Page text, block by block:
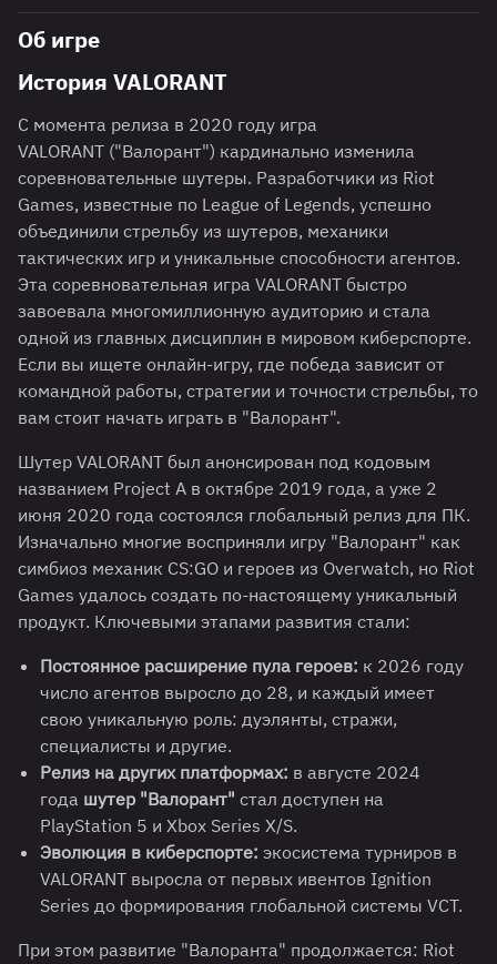
Об игре
История VALORANT
С момента релиза в 2020 году игра
VALORANT ("Валорант") кардинально изменила
соревновательные шутеры. Разработчики из Riot
Games, известные по League of Legends, успешно
объединили стрельбу из шутеров, механики
тактических игр и уникальные способности агентов.
Эта соревновательная игра VALORANT быстро
завоевала многомиллионную аудиторию и стала
одной из главных дисциплин в мировом киберспорте.
Если вы ищете онлайн-игру, где победа зависит от
командной работы, стратегии и точности стрельбы, то
вам стоит начать играть в "Валорант".
Шутер VALORANT был анонсирован под кодовым
названием Project A в октябре 2019 года, а уже 2
июня 2020 года состоялся глобальный релиз для ПК.
Изначально многие восприняли игру "Валорант" как
симбиоз механик CS:GO и героев из Overwatch, но Riot
Games удалось создать по-настоящему уникальный
продукт. Ключевыми этапами развития стали:
Постоянное расширение пула героев: к 2026 году
число агентов выросло до 28, и каждый имеет
свою уникальную роль: дуэлянты, стражи,
специалисты и другие.
Релиз на других платформах: в августе 2024
года шутер "Валорант" стал доступен на
PlayStation 5 и Xbox Series X/S.
Эволюция в киберспорте: экосистема турниров в
VALORANT выросла от первых ивентов Ignition
Series до формирования глобальной системы VCT.
При этом развитие "Валоранта" продолжается: Riot